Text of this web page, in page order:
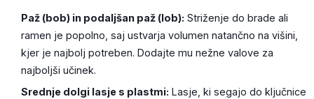
Paž (bob) in podaljšan paž (lob): Striženje do brade ali
ramen je popolno, saj ustvarja volumen natančno na višini,
kjer je najbolj potreben. Dodajte mu nežne valove za
najboljši učinek.
Srednje dolgi lasje s plastmi: Lasje, ki segajo do ključnice